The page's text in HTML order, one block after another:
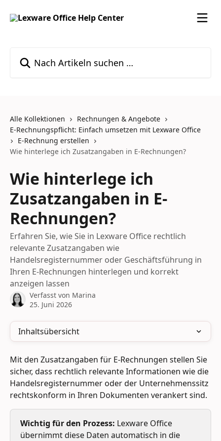
Alle Kollektionen
Rechnungen & Angebote
E-Rechnungspflicht: Einfach umsetzen mit Lexware Office
E-Rechnung erstellen
Wie hinterlege ich Zusatzangaben in E-Rechnungen?
Wie hinterlege ich
Zusatzangaben in E-
Rechnungen?
Erfahren Sie, wie Sie in Lexware Office rechtlich
relevante Zusatzangaben wie
Handelsregisternummer oder Geschäftsführung in
Ihren E-Rechnungen hinterlegen und korrekt
anzeigen lassen
Verfasst von Marina
25. Juni 2026
Inhaltsübersicht
Mit den Zusatzangaben für E-Rechnungen stellen Sie
sicher, dass rechtlich relevante Informationen wie die
Handelsregisternummer oder der Unternehmenssitz
rechtskonform in Ihren Dokumenten verankert sind.
Wichtig für den Prozess: Lexware Office
übernimmt diese Daten automatisch in die